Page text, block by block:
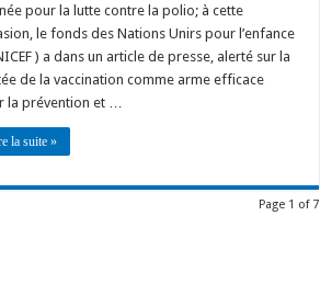
pour la lutte contre la polio; à cette
le fonds des Nations Unirs pour l’enfance
) a dans un article de presse, alerté sur la
de la vaccination comme arme efficace
la prévention et …
la suite »
Page 1 of 7